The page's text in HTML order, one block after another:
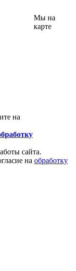
Мы на
карте
на
сайта.
на обработку